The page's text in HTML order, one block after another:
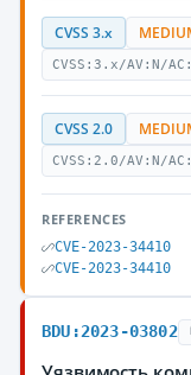
CVSS 3.x
CVSS:3.x/AV:N/
CVSS 2.0
CVSS:2.0/AV:N/
REFERENCES
CVE-2023-34410
CVE-2023-34410
BDU:2023-03802